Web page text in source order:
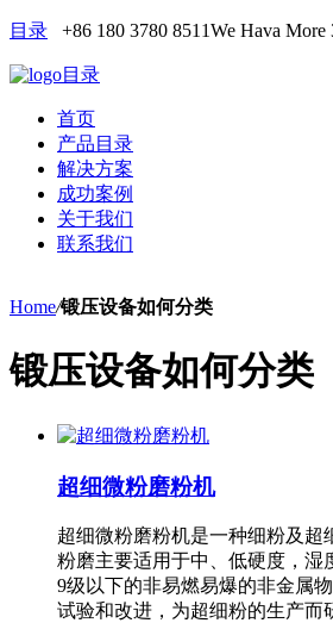
目录 +86 180 3780 8511We Hava More
目录
首页
产品目录
解决方案
成功案例
关于我们
联系我们
Home/锻压设备如何分类
锻压设备如何分类
超细微粉磨粉机
超细微粉磨粉机是一种细粉及超
粉磨主要适用于中、低硬度，湿
9级以下的非易燃易爆的非金属
试验和改进，为超细粉的生产而